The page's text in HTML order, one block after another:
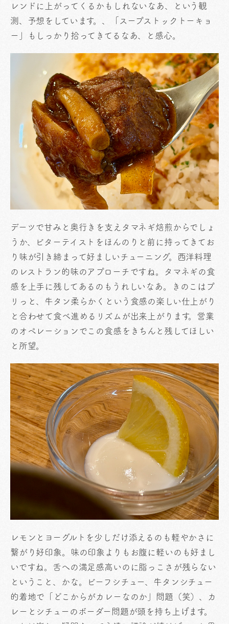
レンドに上がってくるかもしれないなあ、という観
測、予想をしています。、「スープストックトーキョ
ー」もしっかり拾ってきてるなあ、と感心。
デーツで甘みと奥行きを支えタマネギ焙煎からでしょ
うか、ビターテイストをほんのりと前に持ってきてお
り味が引き締まって好ましいチューニング。西洋料理
のレストラン的味のアプローチですね。タマネギの食
感を上手に残してあるのもうれしいなあ。きのこはプ
リっと、牛タン柔らかくという食感の楽しい仕上がり
と合わせて食べ進めるリズムが出来上がります。営業
のオペレーションでこの食感をきちんと残してほしい
と所望。
レモンとヨーグルトを少しだけ添えるのも軽やかさに
繋がり好印象。味の印象よりもお腹に軽いのも好まし
いですね。舌への満足感高いのに脂っこさが残らない
ということ、かな。ビーフシチュー、牛タンシチュー
的着地で「どこからがカレーなのか」問題（笑）、カ
レーとシチューのボーダー問題が頭を持ち上げます。